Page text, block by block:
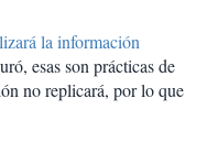
la información
esas son prácticas de
no replicará, por lo que